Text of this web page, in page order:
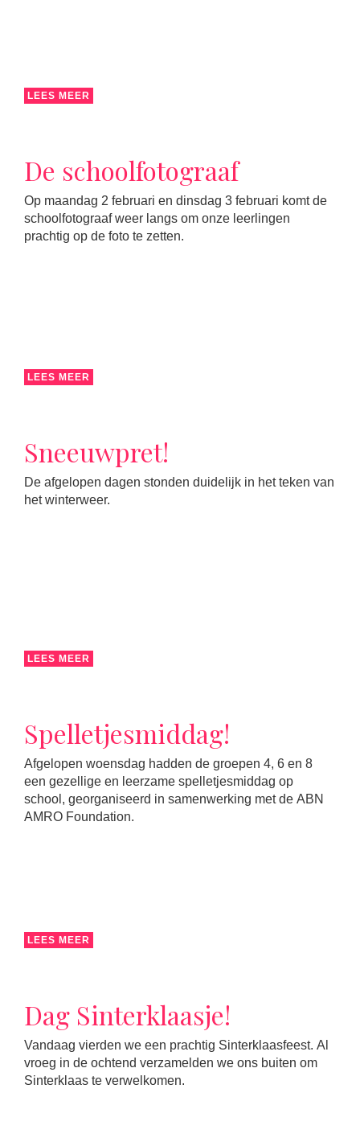
LEES MEER
De schoolfotograaf
Op maandag 2 februari en dinsdag 3 februari komt de
schoolfotograaf weer langs om onze leerlingen
prachtig op de foto te zetten.
LEES MEER
Sneeuwpret!
De afgelopen dagen stonden duidelijk in het teken van
het winterweer.
LEES MEER
Spelletjesmiddag!
Afgelopen woensdag hadden de groepen 4, 6 en 8
een gezellige en leerzame spelletjesmiddag op
school, georganiseerd in samenwerking met de ABN
AMRO Foundation.
LEES MEER
Dag Sinterklaasje!
Vandaag vierden we een prachtig Sinterklaasfeest. Al
vroeg in de ochtend verzamelden we ons buiten om
Sinterklaas te verwelkomen.